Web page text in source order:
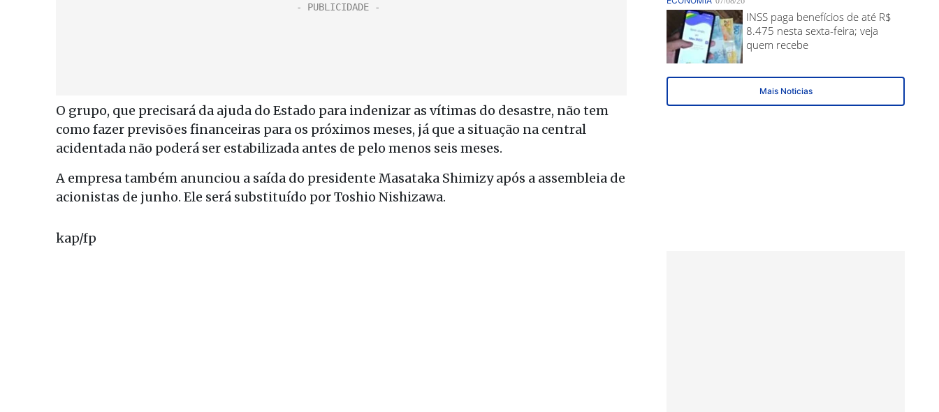
O grupo, que precisará da ajuda do Estado para indenizar as vítimas do desastre, não tem
como fazer previsões financeiras para os próximos meses, já que a situação na central
acidentada não poderá ser estabilizada antes de pelo menos seis meses.
A empresa também anunciou a saída do presidente Masataka Shimizy após a assembleia de
acionistas de junho. Ele será substituído por Toshio Nishizawa.
kap/fp